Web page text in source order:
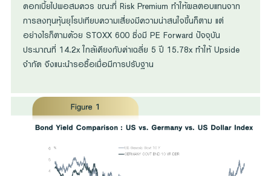
ดอกเบี้ยไปพอสมควร ขณะที่ Risk Premium ทำให้ผลตอบแทนจาก
การลงทุนหุ้นยุโรปเทียบความเสี่ยงมีความน่าสนใจขึ้นก็ตาม แต่
อย่างไรก็ตามด้วย STOXX 600 ซี่งมี PE Forward ปัจจุบัน
ประมาณที่ 14.2x ใกล้เคียงกับค่าเฉลี่ย 5 ปี 15.78x ทำให้ Upside
จำกัด จึงแนะนำรอซื้อเมื่อมีการปรับฐาน